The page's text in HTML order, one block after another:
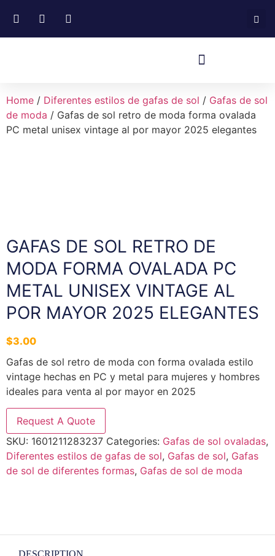
Home / Diferentes estilos de gafas de sol / Gafas de sol
de moda / Gafas de sol retro de moda forma ovalada
PC metal unisex vintage al por mayor 2025 elegantes
GAFAS DE SOL RETRO DE
MODA FORMA OVALADA PC
METAL UNISEX VINTAGE AL
POR MAYOR 2025 ELEGANTES
$3.00
Gafas de sol retro de moda con forma ovalada estilo
vintage hechas en PC y metal para mujeres y hombres
ideales para venta al por mayor en 2025
Request A Quote
SKU: 1601211283237 Categories: Gafas de sol ovaladas,
Diferentes estilos de gafas de sol, Gafas de sol, Gafas
de sol de diferentes formas, Gafas de sol de moda
DESCRIPTION